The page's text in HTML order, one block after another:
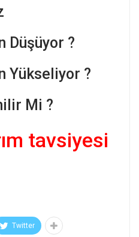
Düşüyor ?
Yükseliyor ?
Mi ?
tavsiyesi
Twitter